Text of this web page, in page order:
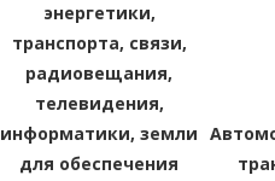
энергетики,
транспорта, связи,
радиовещания,
телевидения,
информатики, земли
для обеспечения